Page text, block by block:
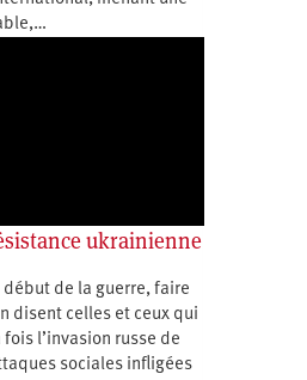
ukrainienne
début de la guerre, faire
disent celles et ceux qui
l’invasion russe de
sociales infligées